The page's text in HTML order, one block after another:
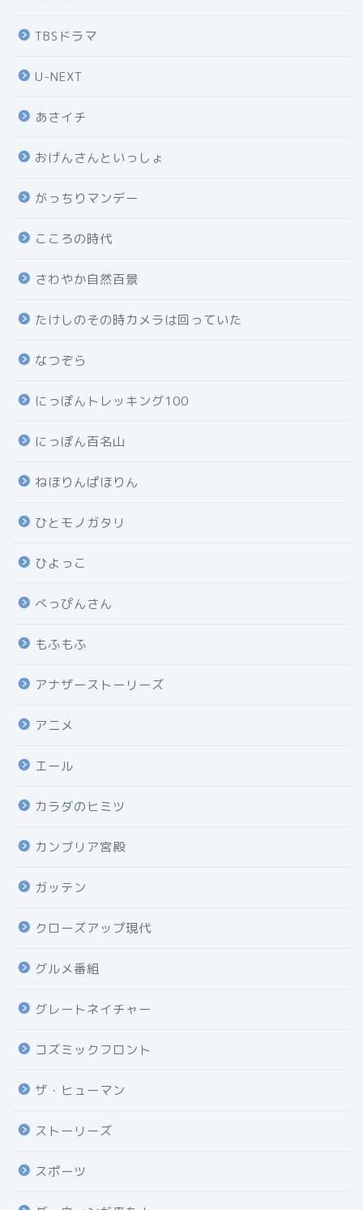
TBSドラマ
U-NEXT
あさイチ
おげんさんといっしょ
がっちりマンデー
こころの時代
さわやか自然百景
たけしのその時カメラは回っていた
なつぞら
にっぽんトレッキング100
にっぽん百名山
ねほりんぱほりん
ひとモノガタリ
ひよっこ
べっぴんさん
もふもふ
アナザーストーリーズ
アニメ
エール
カラダのヒミツ
カンブリア宮殿
ガッテン
クローズアップ現代
グルメ番組
グレートネイチャー
コズミックフロント
ザ・ヒューマン
ストーリーズ
スポーツ